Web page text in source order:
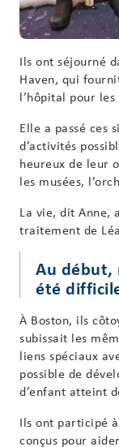
Ils ont séjourné
Haven, qui
l’hôpital pour
Elle a passé ces
d’activités
heureux de leur
les musées,
La vie, dit Anne,
traitement de
Au début,
été
À Boston, ils
subissait les
liens spéciaux
possible de
d’enfant atteint
Ils ont participé
conçus pour